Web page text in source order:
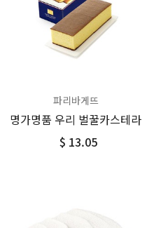
파리바게뜨
명가명품 우리 벌꿀카스테라
$ 13.05